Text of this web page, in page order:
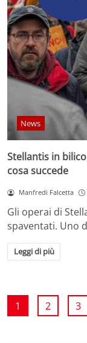
News
Stellantis in
cosa succede
Manfredi Falcetta
Gli operai di
spaventati. Uno
Leggi di più
1 2 3